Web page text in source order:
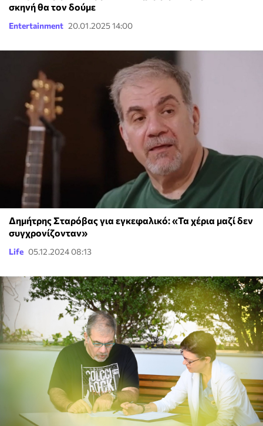
σκηνή θα τον δούμε
Entertainment 20.01.2025 14:00
Δημήτρης Σταρόβας για εγκεφαλικό: «Τα χέρια μαζί δεν
συγχρονίζονταν»
Life 05.12.2024 08:13